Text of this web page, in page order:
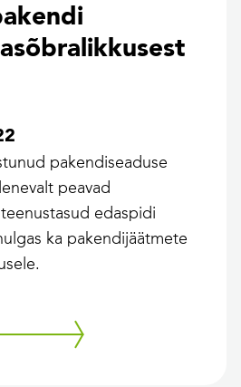
pakendiseaduse
peavad
edaspidi
ka pakendijäätmete